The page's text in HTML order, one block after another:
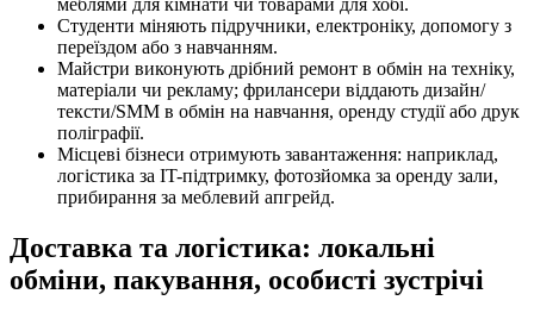
меблями для кімнати чи товарами для хобі.
Студенти міняють підручники, електроніку, допомогу з
переїздом або з навчанням.
Майстри виконують дрібний ремонт в обмін на техніку,
матеріали чи рекламу; фрилансери віддають дизайн/
тексти/SMM в обмін на навчання, оренду студії або друк
поліграфії.
Місцеві бізнеси отримують завантаження: наприклад,
логістика за IT-підтримку, фотозйомка за оренду зали,
прибирання за меблевий апгрейд.
Доставка та логістика: локальні
обміни, пакування, особисті зустрічі